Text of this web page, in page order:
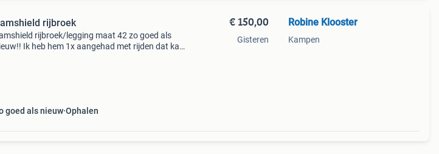
rijbroek
rijbroek/legging maat 42 zo goed als
Ik heb hem 1x aangehad met rijden dat kan
goed als nieuw Ophalen
€ 150,00
Gisteren
Robine Klooster
Kampen